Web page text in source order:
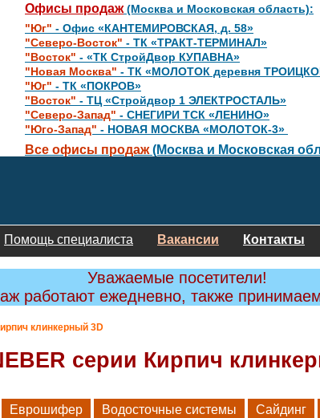
Офисы продаж(Москва и Московская область):
"Юг" - Офис «КАНТЕМИРОВСКАЯ, д. 58»
"Северо-Восток" - ТК «ТРАКТ-ТЕРМИНАЛ»
"Восток" - «ТК СтройДвор КУПАВНА»
"Новая Москва" - ТК «МОЛОТОК деревня
"Юг" - ТК «ПОКРОВ»
"Восток" - ТЦ «Стройдвор 1 ЭЛЕКТРОСТАЛЬ»
"Северо-Запад" - СНЕГИРИ ТСК «ЛЕНИНО»
"Юго-Запад" - НОВАЯ МОСКВА «МОЛОТОК-3»
Все офисы продаж(Москва и Московская
Помощь специалиста Вакансии Контакты
Уважаемые посетители!
работают ежедневно, также
клинкерный 3D
серии Кирпич
Еврошифер Водосточные системы Сайдинг